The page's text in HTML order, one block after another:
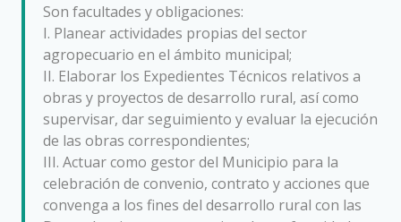
Son facultades y obligaciones:
I. Planear actividades propias del sector
agropecuario en el ámbito municipal;
II. Elaborar los Expedientes Técnicos relativos a
obras y proyectos de desarrollo rural, así como
supervisar, dar seguimiento y evaluar la ejecución
de las obras correspondientes;
III. Actuar como gestor del Municipio para la
celebración de convenio, contrato y acciones que
convenga a los fines del desarrollo rural con las